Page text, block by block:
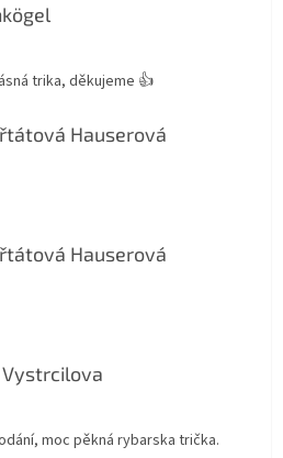
je 5 z 5 hvězdiček.
trika, děkujeme 👍
Hauserová
je 5 z 5 hvězdiček.
Hauserová
je 5 z 5 hvězdiček.
je 5 z 5 hvězdiček.
moc pěkná rybarska trička.